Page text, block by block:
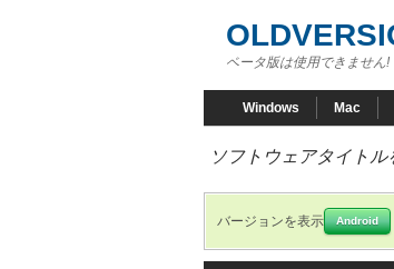
ベータ版は使用できません!
Windows Mac
ソフトウェアタイトル
バージョンを表示 Android